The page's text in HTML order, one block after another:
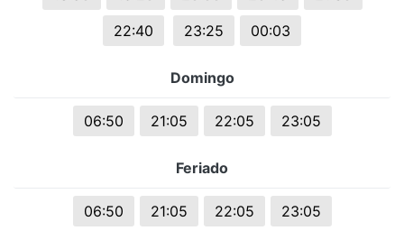
22:40
23:25 00:03
Domingo
06:50 21:05 22:05 23:05
Feriado
06:50 21:05 22:05 23:05